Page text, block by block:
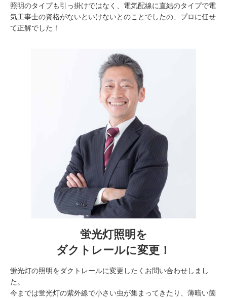
照明のタイプも引っ掛けではなく、電気配線に直結のタイプで電
気工事士の資格がないといけないとのことでしたの、プロに任せ
て正解でした！
蛍光灯照明を
ダクトレールに変更！
蛍光灯の照明をダクトレールに変更したくお問い合わせしまし
た。
今までは蛍光灯の紫外線で小さい虫が集まってきたり、薄暗い箇